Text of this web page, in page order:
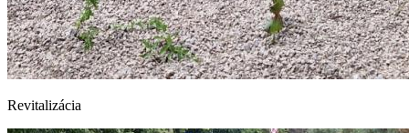
Revitalizácia